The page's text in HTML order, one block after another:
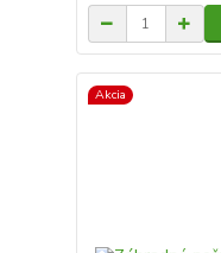
Akcia